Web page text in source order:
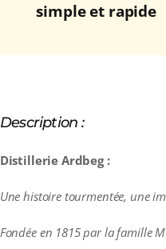
simple et rapide
Description :
Distillerie Ardbeg :
Une histoire tourmentée, une
Fondée en 1815 par la famille